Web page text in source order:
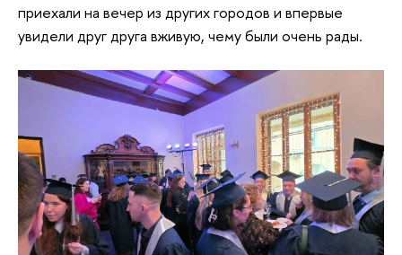
приехали на вечер из других городов и впервые
увидели друг друга вживую, чему были очень рады.